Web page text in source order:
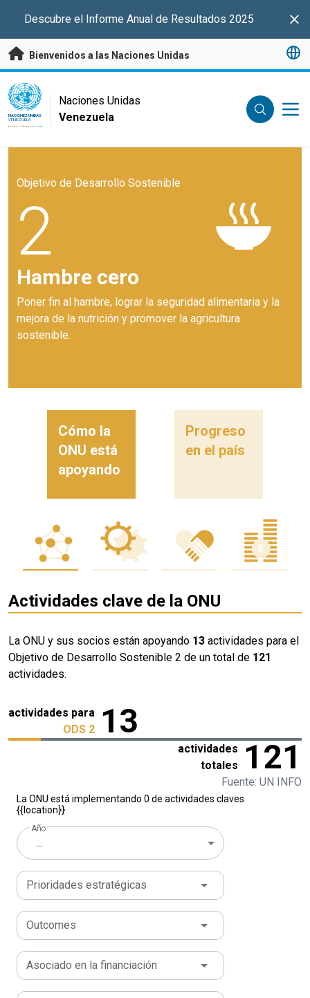
Descubre el Informe Anual de Resultados 2025
Bienvenidos a las Naciones Unidas
UN Logo
NACIONES UNIDAS
VENEZUELA
Naciones Unidas
Venezuela
Objetivo de Desarrollo Sostenible
2
Hambre cero
Poner fin al hambre, lograr la seguridad alimentaria y la
mejora de la nutrición y promover la agricultura
sostenible.
Cómo la
ONU está
apoyando
Progreso
en el país
Actividades clave de la ONU
La ONU y sus socios están apoyando 13 actividades para el
Objetivo de Desarrollo Sostenible 2 de un total de 121
actividades.
actividades para
ODS 2
13
actividades
totales
121
Fuente: UN INFO
La ONU está implementando 0 de actividades claves
{{location}}
Año
...
Prioridades estratégicas
Outcomes
Asociado en la financiación